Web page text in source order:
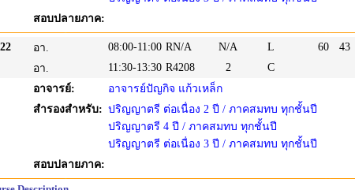
สอบปลายภาค:
อา. 08:00-11:00 RN/A N/A L 60 43
อา.
11:30-13:30 R4208 2
C
อาจารย์:
อาจารย์ปัญกิจ แก้วเหล็ก
สำรองสำหรับ: ปริญญาตรี ต่อเนื่อง 2 ปี / ภาคสมทบ ทุกชั้นปี
ปริญญาตรี 4 ปี / ภาคสมทบ ทุกชั้นปี
ปริญญาตรี ต่อเนื่อง 3 ปี / ภาคสมทบ ทุกชั้นปี
สอบปลายภาค: